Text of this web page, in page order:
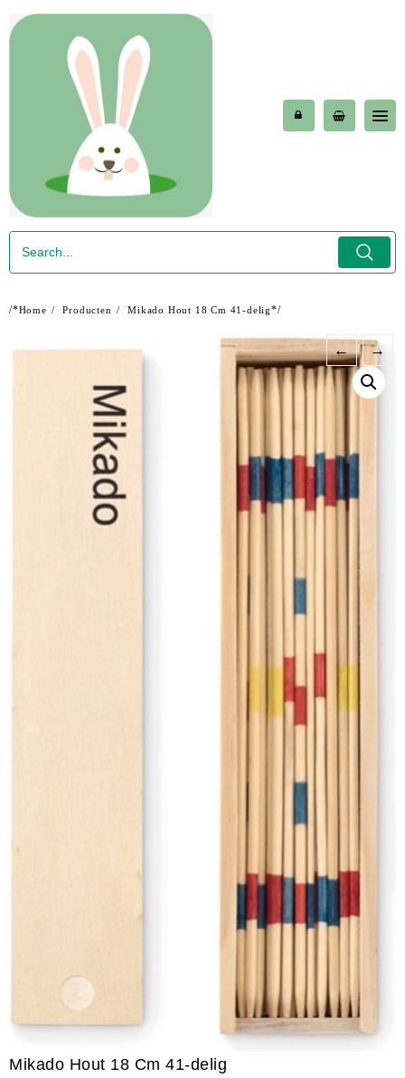
/*Home Producten Mikado Hout 18 Cm 41-delig*/
← →
Mikado Hout 18 Cm 41-delig